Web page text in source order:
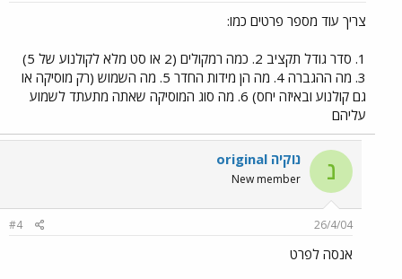
צריך עוד מספר פרטים כמו:
1. סדר גודל תקציב 2. כמה רמקולים (2 או סט מלא לקולנוע של 5)
3. מה ההגברה 4. מה הן מידות החדר 5. מה השמוש (רק מוסיקה או
גם קולנוע ובאיזה יחס) 6. מה סוג המוסיקה שאתה מתעתד לשמוע
עליהם
נ נוקיה original
New member
26/4/04
#4
אנסה לפרט